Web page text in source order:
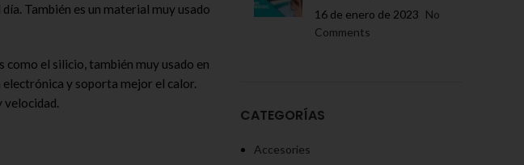
También es un material muy usado
como el silicio, también muy usado en
y soporta mejor el calor.
velocidad.
16 de enero de 2023 No
Comments
CATEGORÍAS
Accesories